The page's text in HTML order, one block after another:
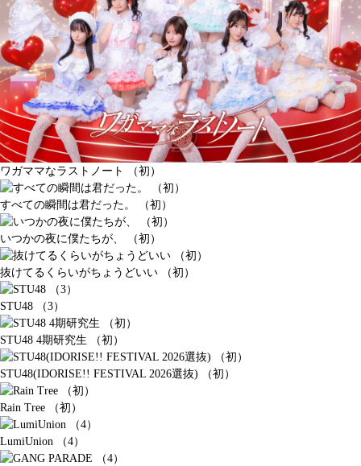
ワガママなラストノート （初）
すべての瞬間は君だった。 （初）
いつかの夜に僕たちが、 （初）
抜けてるくらいがちょうどいい （初）
STU48 （3）
STU48 4期研究生 （初）
STU48(IDORISE!! FESTIVAL 2026選抜) （初）
Rain Tree （初）
LumiUnion （4）